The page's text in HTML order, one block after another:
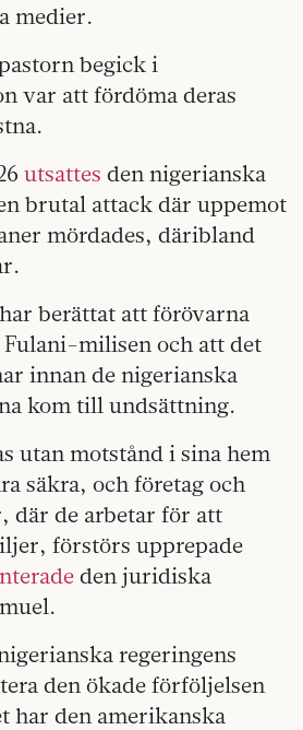
medier.
begick i
var att fördöma deras
utsattes den nigerianska
brutal attack där uppemot
mördades, däribland
berättat att förövarna
milisen och att det
innan de nigerianska
kom till undsättning.
utan motstånd i sina hem
säkra, och företag och
där de arbetar för att
förstörs upprepade
den juridiska
regeringens
den ökade förföljelsen
har den amerikanska